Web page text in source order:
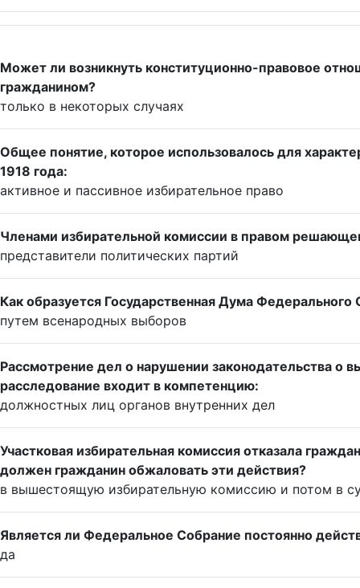
Может ли возникнуть конституционно-правовое
гражданином?
только в некоторых случаях
Общее понятие, которое использовалось для
1918 года:
активное и пассивное избирательное право
Членами избирательной комиссии в правом
представители политических партий
Как образуется Государственная Дума Федерального
путем всенародных выборов
Рассмотрение дел о нарушении законодательства о
расследование входит в компетенцию:
должностных лиц органов внутренних дел
Участковая избирательная комиссия отказала
должен гражданин обжаловать эти действия?
в вышестоящую избирательную комиссию и потом в
Является ли Федеральное Собрание постоянно
да